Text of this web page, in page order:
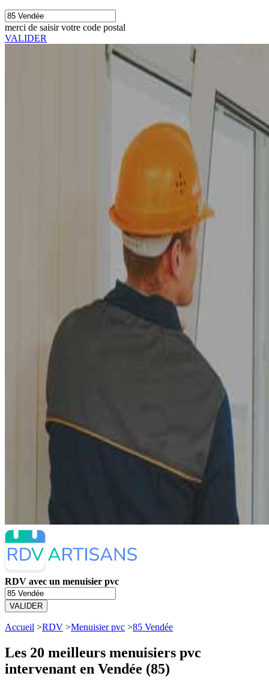
merci de saisir votre code postal
VALIDER
RDV avec un menuisier pvc
VALIDER
Accueil >RDV >Menuisier pvc >85 Vendée
Les 20 meilleurs menuisiers pvc
intervenant en Vendée (85)